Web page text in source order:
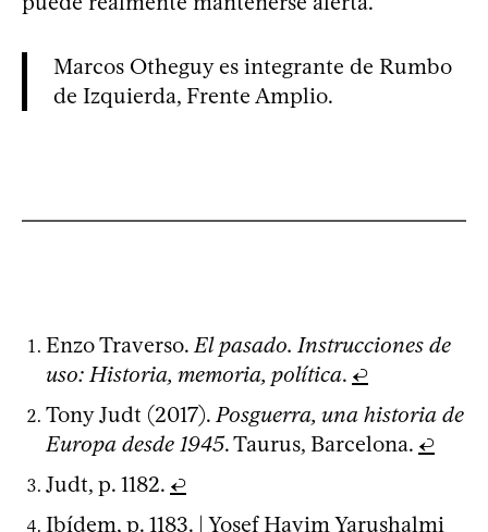
Marcos Otheguy es integrante de Rumbo
de Izquierda, Frente Amplio.
Enzo Traverso.El pasado. Instrucciones de
uso: Historia, memoria, política. ↩
Tony Judt (2017).Posguerra, una historia de
Europa desde 1945. Taurus, Barcelona. ↩
Judt, p. 1182. ↩
Ibídem, p. 1183. | Yosef Hayim Yarushalmi